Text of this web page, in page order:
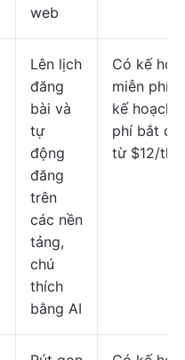
web
Lên lịch
đăng
bài và
tự
động
đăng
trên
các nền
tảng,
chú
thích
bằng AI
Có kế
miễn phí;
kế hoạch
phí bắt
từ $12/